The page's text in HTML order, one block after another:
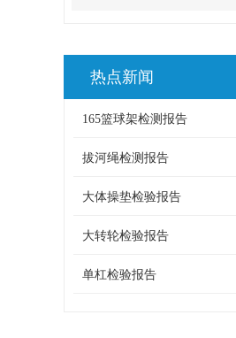
热点新闻
165篮球架检测报告
拔河绳检测报告
大体操垫检验报告
大转轮检验报告
单杠检验报告